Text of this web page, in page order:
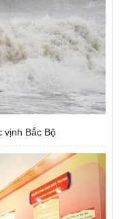
vịnh Bắc Bộ